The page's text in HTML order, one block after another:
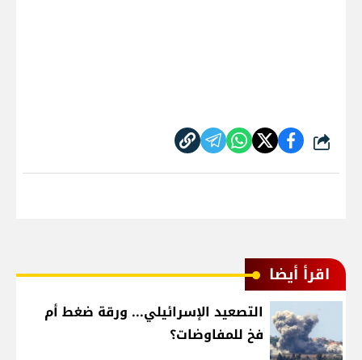
شارك
اقرأ أيضا
التصعيد الإسرائيلي... ورقة ضغط أم
فخ للمفاوضات؟